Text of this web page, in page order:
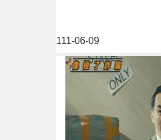
111-06-09